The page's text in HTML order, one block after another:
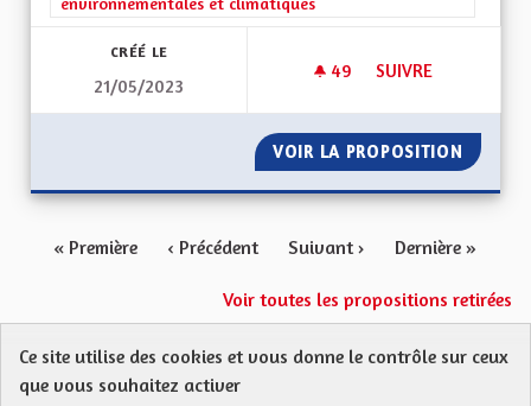
CRÉÉ LE
21/05/2023
49 49 ABONNÉS
SUIVRE
VOIR LA PROPOSITION
« Première ‹ Précédent Suivant › Dernière »
Voir toutes les propositions retirées
Protection des Données
Ce site utilise des cookies et vous donne le contrôle sur ceux
que vous souhaitez activer